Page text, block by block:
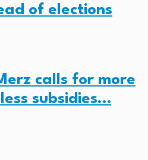
of elections
calls for more
subsidies…